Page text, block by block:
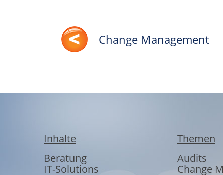
Change Management
Inhalte
Beratung
IT-Solutions
Themen
Audits
Change